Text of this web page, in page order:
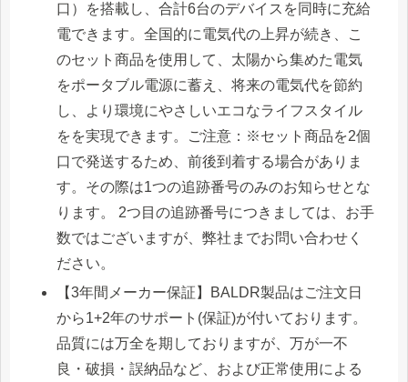
口）を搭載し、合計6台のデバイスを同時に充給
電できます。全国的に電気代の上昇が続き、こ
のセット商品を使用して、太陽から集めた電気
をポータブル電源に蓄え、将来の電気代を節約
し、より環境にやさしいエコなライフスタイル
をを実現できます。ご注意：※セット商品を2個
口で発送するため、前後到着する場合がありま
す。その際は1つの追跡番号のみのお知らせとな
ります。 2つ目の追跡番号につきましては、お手
数ではございますが、弊社までお問い合わせく
ださい。
【3年間メーカー保証】BALDR製品はご注文日
から1+2年のサポート(保証)が付いております。
品質には万全を期しておりますが、万が一不
良・破損・誤納品など、および正常使用による